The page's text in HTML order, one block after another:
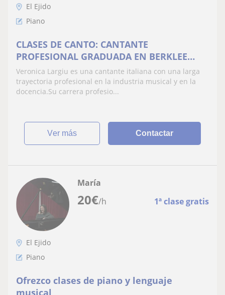
El Ejido
Piano
CLASES DE CANTO: CANTANTE
PROFESIONAL GRADUADA EN BERKLEE
COLLEGE OF MUSIC
Veronica Largiu es una cantante italiana con una larga
trayectoria profesional en la industria musical y en la
docencia.Su carrera profesio...
ver más Contactar
20€/h 1ª clase gratis
María
El Ejido
Piano
Ofrezco clases de piano y lenguaje
musical